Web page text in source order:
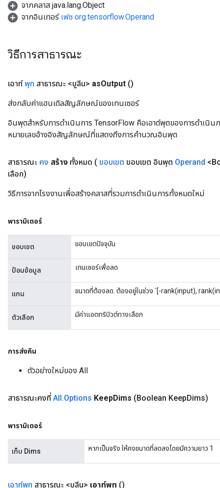
จากคลาส java.lang.Object
จากอินเทอร์ เฟซ org.tensorflow.Operand
วิธีการสาธารณะ
เอาท์พุท สาธารณะ <บูลีน> asOutput ()
ส่งกลับค่าแฮนเดิลสัญลักษณ์ของเทนเซอร์
อินพุตสำหรับการดำเนินการ TensorFlow คือเอาต์พุตของการดำเนิน
หมายเลขอ้างอิงสัญลักษณ์ที่แสดงถึงการคำนวณอินพุต
สาธารณะ คง สร้าง ทั้งหมด ( ขอบเขต ขอบเขต อินพุต Operand
เลือก)
วิธีการจากโรงงานเพื่อสร้างคลาสที่รวมการดำเนินการทั้งหมดใหม่
พารามิเตอร์
ขอบเขต ขอบเขตปัจจุบัน
ป้อนข้อมูล เทนเซอร์เพื่อลด
แกน ขนาดที่ต้องลด. ต้องอยู่ในช่วง `[-rank(input),
ตัวเลือก มีค่าแอตทริบิวต์ทางเลือก
การส่งคืน
ตัวอย่างใหม่ของ All
สาธารณะคงที่ All.Options KeepDims (Boolean KeepDims)
พารามิเตอร์
เก็บ Dims หากเป็นจริง ให้คงขนาดที่ลดลงโดยมีความยาว 1
เอาท์พุท สาธารณะ <บูลีน> เอาท์พุท ()